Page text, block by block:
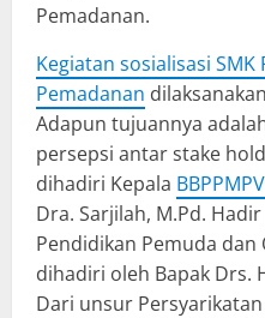
Pemadanan.
Kegiatan sosialisasi
Pemadanan
Adapun tujuannya
persepsi antar stake
dihadiri Kepala
Dra. Sarjilah, M.Pd.
Pendidikan Pemuda dan
dihadiri oleh Bapak Drs.
Dari unsur